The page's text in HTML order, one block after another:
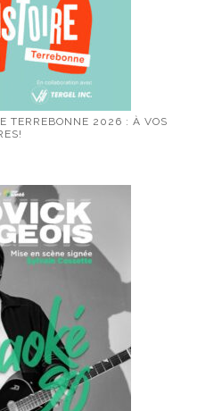
TERREBONNE 2026 : À VOS